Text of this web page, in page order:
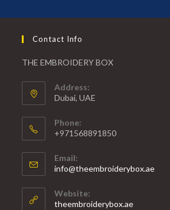
Contact Info
THE EMBROIDERY BOX
Address:
Dubai, UAE
Phone:
+971568891850
Email:
info@theembroiderybox.ae
Website:
theembroiderybox.ae